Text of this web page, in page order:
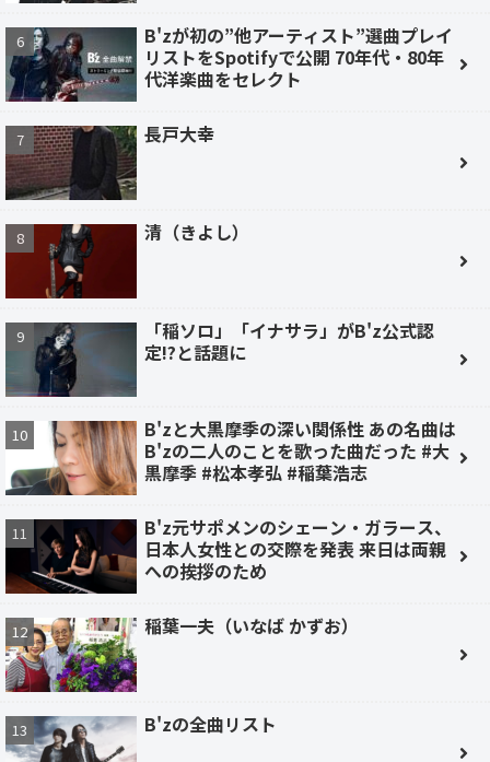
B'zが初の”他アーティスト”選曲プレイ
リストをSpotifyで公開 70年代・80年
代洋楽曲をセレクト
長戸大幸
清（きよし）
「稲ソロ」「イナサラ」がB'z公式認
定!?と話題に
B'zと大黒摩季の深い関係性 あの名曲は
B'zの二人のことを歌った曲だった #大
黒摩季 #松本孝弘 #稲葉浩志
B'z元サポメンのシェーン・ガラース、
日本人女性との交際を発表 来日は両親
への挨拶のため
稲葉一夫（いなば かずお）
B'zの全曲リスト